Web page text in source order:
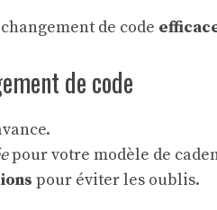
de code
de code
pour votre modèle de
pour éviter les oublis.